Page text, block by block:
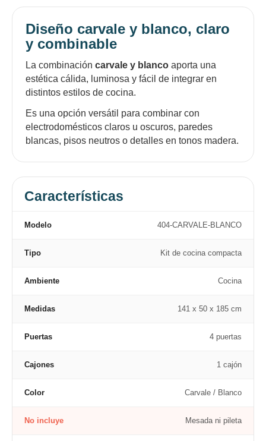
Diseño carvale y blanco, claro
y combinable
La combinación carvale y blanco aporta una
estética cálida, luminosa y fácil de integrar en
distintos estilos de cocina.
Es una opción versátil para combinar con
electrodomésticos claros u oscuros, paredes
blancas, pisos neutros o detalles en tonos madera.
Características
Modelo 404-CARVALE-BLANCO
Tipo Kit de cocina compacta
Ambiente Cocina
Medidas 141 x 50 x 185 cm
Puertas 4 puertas
Cajones 1 cajón
Color Carvale / Blanco
No incluye Mesada ni pileta